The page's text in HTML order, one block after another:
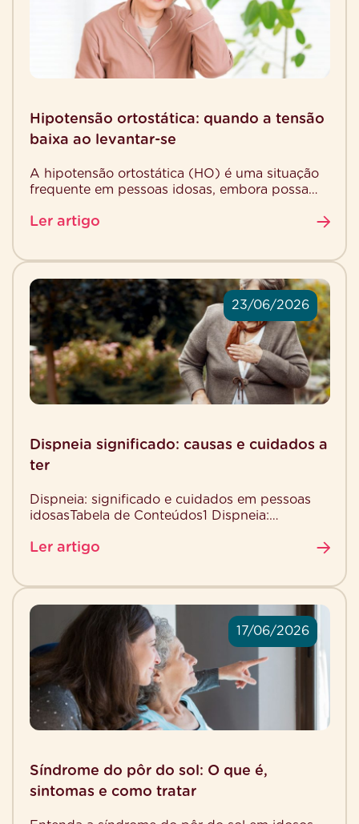
Hipotensão ortostática: quando a tensão
baixa ao levantar-se
A hipotensão ortostática (HO) é uma situação
frequente em pessoas idosas, embora possa
da tensão […]
Ler artigo
23/06/2026
Dispneia significado: causas e cuidados a
ter
Dispneia: significado e cuidados em pessoas
idosasTabela de Conteúdos1 Dispneia:
Qual é o significado de dispneia?3 Como […]
Ler artigo
17/06/2026
Síndrome do pôr do sol: O que é,
sintomas e como tratar